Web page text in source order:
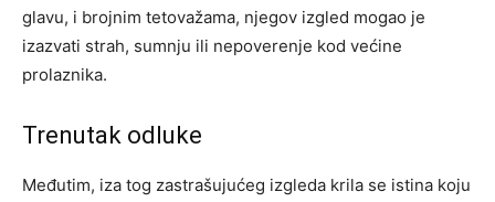
glavu, i brojnim tetovažama, njegov izgled mogao je
izazvati strah, sumnju ili nepoverenje kod većine
prolaznika.
Trenutak odluke
Međutim, iza tog zastrašujućeg izgleda krila se istina koju